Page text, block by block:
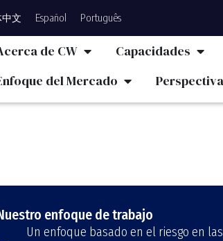
文 Español Português
de CW
Capacidades
del Mercado
enfoque de trabajo
Un enfoque basado en el riesgo en